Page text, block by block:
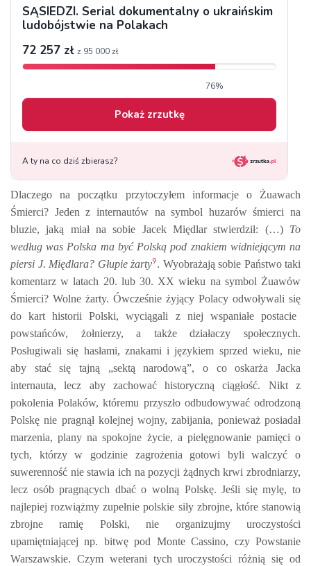
Dlaczego na początku przytoczyłem informacje o Żuawach
Śmierci? Jeden z internautów na symbol huzarów śmierci na
bluzie, jaką miał na sobie Jacek Międlar stwierdził: (…) To
według was Polska ma być Polską pod znakiem widniejącym na
piersi J. Międlara? Głupie żarty9. Wyobrażają sobie Państwo taki
komentarz w latach 20. lub 30. XX wieku na symbol Żuawów
Śmierci? Wolne żarty. Ówcześnie żyjący Polacy odwoływali się
do kart historii Polski, wyciągali z niej wspaniałe postacie
powstańców, żołnierzy, a także działaczy społecznych.
Posługiwali się hasłami, znakami i językiem sprzed wieku, nie
aby stać się tajną „sektą narodową”, o co oskarża Jacka
internauta, lecz aby zachować historyczną ciągłość. Nikt z
pokolenia Polaków, któremu przyszło odbudowywać odrodzoną
Polskę nie pragnął kolejnej wojny, zabijania, ponieważ posiadał
marzenia, plany na spokojne życie, a pielęgnowanie pamięci o
tych, którzy w godzinie zagrożenia gotowi byli walczyć o
suwerenność nie stawia ich na pozycji żądnych krwi zbrodniarzy,
lecz osób pragnących dbać o wolną Polskę. Jeśli się mylę, to
najlepiej rozwiążmy zupełnie polskie siły zbrojne, które stanowią
zbrojne ramię Polski, nie organizujmy uroczystości
upamiętniającej np. bitwę pod Monte Cassino, czy Powstanie
Warszawskie. Czym weterani tych uroczystości różnią się od